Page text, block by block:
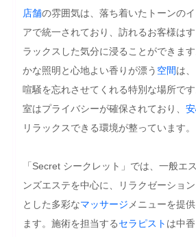
店舗の雰囲気は、落ち着いたトーンのイ
アで統一されており、訪れるお客様はす
ラックスした気分に浸ることができま
かな照明と心地よい香りが漂う 空間は
喧騒を忘れさせてくれる特別な場所です
室はプライバシーが確保されており、
リラックスできる環境が整っています。
「Secret シークレット」では、一般エ
ンズエステを中心に、リラクゼーショ
とした多彩なマッサージ メニューを提
ます。施術を担当するセラピスト は中